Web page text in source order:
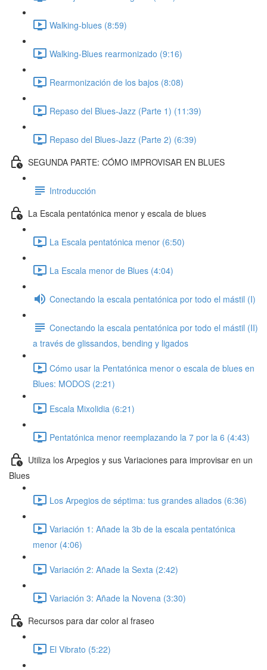
Walking-blues (8:59)
Walking-Blues rearmonizado (9:16)
Rearmonización de los bajos (8:08)
Repaso del Blues-Jazz (Parte 1) (11:39)
Repaso del Blues-Jazz (Parte 2) (6:39)
SEGUNDA PARTE: CÓMO IMPROVISAR EN BLUES
Introducción
La Escala pentatónica menor y escala de blues
La Escala pentatónica menor (6:50)
La Escala menor de Blues (4:04)
Conectando la escala pentatónica por todo el mástil (I)
Conectando la escala pentatónica por todo el mástil (II)
a través de glissandos, bending y ligados
Cómo usar la Pentatónica menor o escala de blues en
Blues: MODOS (2:21)
Escala Mixolidia (6:21)
Pentatónica menor reemplazando la 7 por la 6 (4:43)
Utiliza los Arpegios y sus Variaciones para improvisar en un
Blues
Los Arpegios de séptima: tus grandes aliados (6:36)
Variación 1: Añade la 3b de la escala pentatónica
menor (4:06)
Variación 2: Añade la Sexta (2:42)
Variación 3: Añade la Novena (3:30)
Recursos para dar color al fraseo
El Vibrato (5:22)